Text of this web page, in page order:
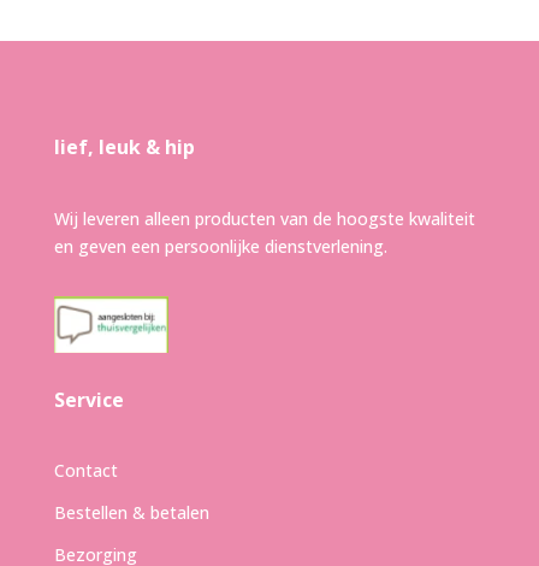
lief, leuk & hip
Wij leveren alleen producten van de hoogste kwaliteit
en geven een persoonlijke dienstverlening.
Service
Contact
Bestellen & betalen
Bezorging